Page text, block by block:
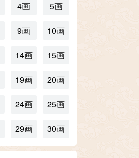
4画 5画
9画 10画
14画 15画
19画 20画
24画 25画
29画 30画